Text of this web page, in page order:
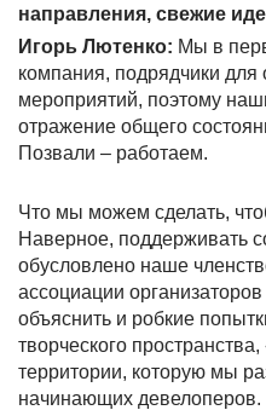
направления, свежие
Игорь Лютенко: Мы в
компания, подрядчики для
мероприятий, поэтому
отражение общего
Позвали – работаем.
Что мы можем сделать,
Наверное, поддерживать
обусловлено наше
ассоциации
объяснить и робкие
творческого
территории, которую мы
начинающих